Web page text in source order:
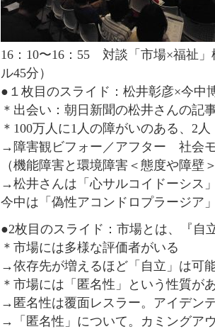
16：10〜16：55 対談「市場×福祉
ル45分）
●１枚目のスライド：松井彰彦×今中
＊出会い：朝日新聞の松井さんの記
＊100万人に1人の障がいのある、2人
→障害観ビフォー／アフター 社会
（機能障害と環境障害＜態度や障壁
→松井さんは「心サルコイドーシス
今中は「偽性アコンドロプラージア
●2枚目のスライド：市場とは、『自
＊市場には多様な評価者がいる
→依存先が増えるほど「自立」は可
＊市場には「匿名性」という性質が
→匿名性は覆面レスラー。アイデン
→「匿名性」について。カミングア